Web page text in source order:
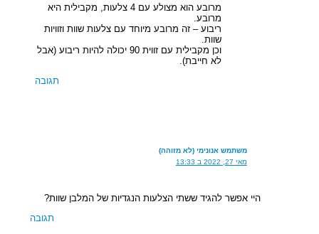
מרובע הוא מצולע עם 4 צלעות, מקבילית היא
מרובע.
ריבוע – זה מרובע מיוחד עם צלעות שוות וזוויות
שוות.
וכן מקבילית עם זווית 90 יכולה להיות ריבוע (אבל
לא חייבת).
תגובה
משתמש אנונימי (לא מזוהה)
מאי 27, 2022 ב 13:33
היי אפשר להגיד ששתי הצלעות הנגדיות של המלבן שוות?
תגובה